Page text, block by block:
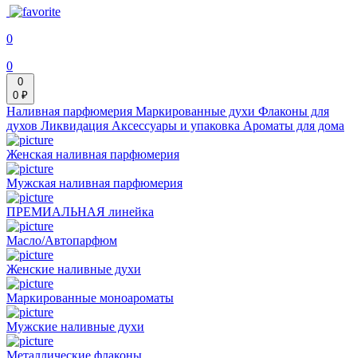
0
0
0
0 ₽
Наливная парфюмерия Маркированные духи Флаконы для
духов Ликвидация Аксессуары и упаковка Ароматы для дома
Женская наливная парфюмерия
Мужская наливная парфюмерия
ПРЕМИАЛЬНАЯ линейка
Масло/Автопарфюм
Женские наливные духи
Маркированные моноароматы
Мужские наливные духи
Металлические флаконы